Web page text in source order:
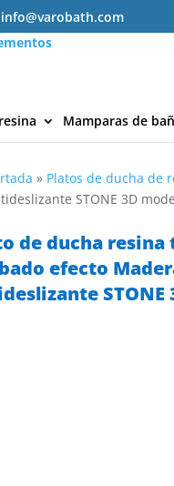
info@varobath.com
Mamparas de
» Platos de ducha de
STONE 3D
de ducha
efecto
STONE